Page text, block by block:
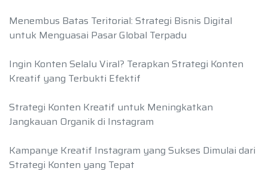
Menembus Batas Teritorial: Strategi Bisnis Digital
untuk Menguasai Pasar Global Terpadu
Ingin Konten Selalu Viral? Terapkan Strategi Konten
Kreatif yang Terbukti Efektif
Strategi Konten Kreatif untuk Meningkatkan
Jangkauan Organik di Instagram
Kampanye Kreatif Instagram yang Sukses Dimulai dari
Strategi Konten yang Tepat